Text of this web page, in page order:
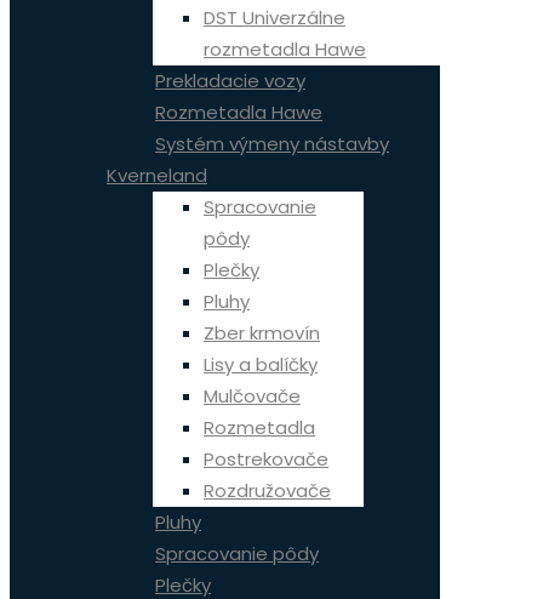
DST Univerzálne
rozmetadla Hawe
Prekladacie vozy
Rozmetadla Hawe
Systém výmeny nástavby
Kverneland
Spracovanie
pôdy
Plečky
Pluhy
Zber krmovín
Lisy a balíčky
Mulčovače
Rozmetadla
Postrekovače
Rozdružovače
Pluhy
Spracovanie pôdy
Plečky